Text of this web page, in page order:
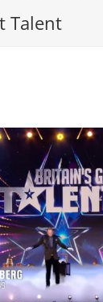
Talent